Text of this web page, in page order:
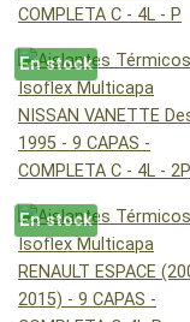
En stock
En stock